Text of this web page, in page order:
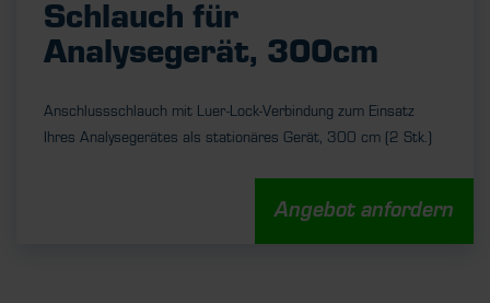
Schlauch für
Analysegerät, 300cm
Anschlussschlauch mit Luer-Lock-Verbindung zum Einsatz
Ihres Analysegerätes als stationäres Gerät, 300 cm (2 Stk.)
Angebot anfordern